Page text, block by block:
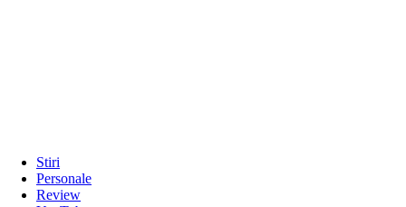
Stiri
Personale
Review